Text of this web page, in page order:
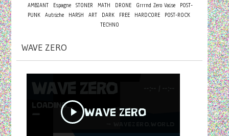
AMBIANT
Espagne STONER MATH DRONE Grrrnd Zero Vaise
POST-
PUNK Autriche HARSH ART DARK FREE HARDCORE
POST-ROCK
TECHNO
WAVE ZERO